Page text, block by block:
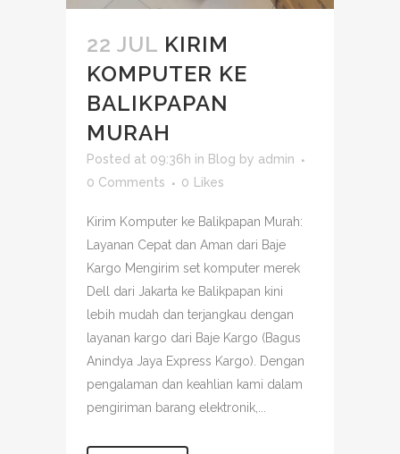
22 JUL KIRIM
KOMPUTER KE
BALIKPAPAN
MURAH
Posted at 09:36h in Blog by admin
0 Comments
0 Likes
Kirim Komputer ke Balikpapan Murah:
Layanan Cepat dan Aman dari Baje
Kargo Mengirim set komputer merek
Dell dari Jakarta ke Balikpapan kini
lebih mudah dan terjangkau dengan
layanan kargo dari Baje Kargo (Bagus
Anindya Jaya Express Kargo). Dengan
pengalaman dan keahlian kami dalam
pengiriman barang elektronik,...